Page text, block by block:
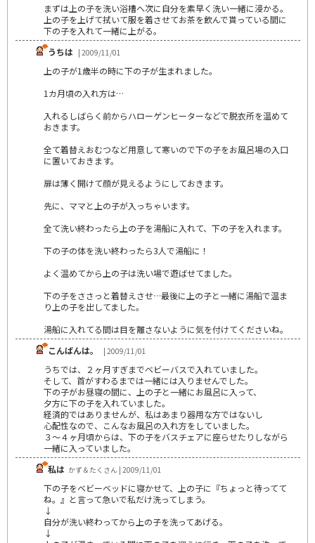
まずは上の子を洗い浴槽へ次に自分を素早く洗い一緒に浸かる。
上の子を上げて拭いて服を着させてお茶を飲んで貰っている間に
下の子を入れて一緒に上がる。
うちは | 2009/11/01
上の子が1歳半の時に下の子が生まれました。
1カ月頃の入れ方は…
入れるしばらく前からハローゲンヒーターなどで脱衣所を温めて
おきます。
全て着替えおむつなど用意して寒いので下の子をお風呂場の入口
に置いておきます。
扉は薄く開けて顔が見えるようにしておきます。
先に、ママと上の子が入っちゃいます。
全て洗い終わったら上の子を湯船に入れて、下の子を入れます。
下の子の体を洗い終わったら3人で湯船に！
よく温めてから上の子は洗い場で遊ばせてました。
下の子をささっと着替えさせ…最後に上の子と一緒に湯船で温ま
り上の子を出してました。
湯船に入れてる間は目を離さないように気を付けてくださいね。
こんばんは。
| 2009/11/01
うちでは、２ヶ月すぎまでベビーバスで入れていました。
そして、首がすわるまでは一緒には入りませんでした。
下の子がお昼寝の間に、上の子と一緒にお風呂に入って、
夕方に下の子を入れていました。
経済的ではありませんが、私はあまり器用な方ではないし
心配性なので、こんなお風呂の入れ方をしていました。
３～４ヶ月頃からは、下の子をバスチェアに座らせたりしながら
一緒に入っていました。
私は かず＆たくさん | 2009/11/01
下の子をベビーベッドに寝かせて、上の子に『ちょっと待ってて
ね。』と言って急いで私だけ洗ってしまう。
↓
自分が洗い終わってから上の子を洗ってあげる。
↓